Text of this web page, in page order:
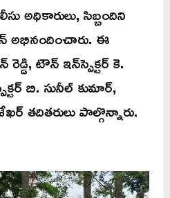
అధికారులు, సిబ్బందిని
అభినందించారు. ఈ
టౌన్ ఇన్‌స్పెక్టర్ కె.
బి. సునీల్ కుమార్,
తదితరులు పాల్గొన్నారు.